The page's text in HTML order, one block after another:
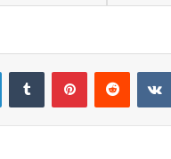
LinkedInTumblr PinterestReddit